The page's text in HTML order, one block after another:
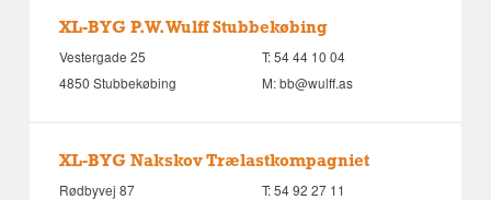
XL-BYG P.W. Wulff Stubbekøbing
Vestergade 25
4850 Stubbekøbing
T:54 44 10 04
M:bb@wulff.as
XL-BYG Nakskov Trælastkompagniet
Rødbyvej 87
T:54 92 27 11